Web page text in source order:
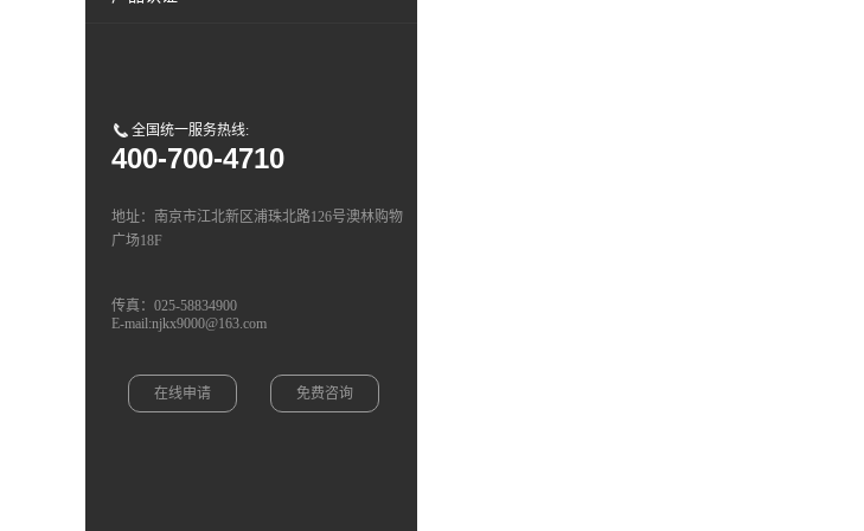
全国统一服务热线:
400-700-4710
地址：南京市江北新区浦珠北路126号澳林购物
广场18F
传真：025-58834900
E-mail:njkx9000@163.com
在线申请 免费咨询